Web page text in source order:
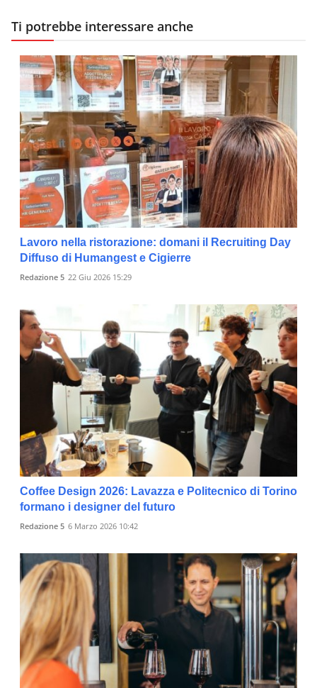
Ti potrebbe interessare anche
Lavoro nella ristorazione: domani il Recruiting Day
Diffuso di Humangest e Cigierre
Redazione 5 22 Giu 2026 15:29
Coffee Design 2026: Lavazza e Politecnico di Torino
formano i designer del futuro
Redazione 5 6 Marzo 2026 10:42